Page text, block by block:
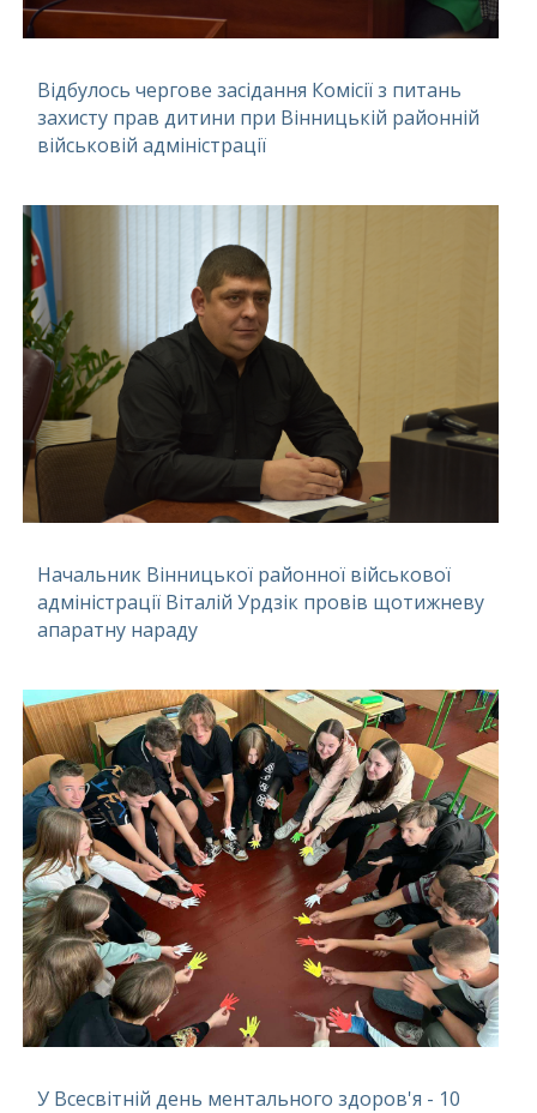
Відбулось чергове засідання Комісії з питань
захисту прав дитини при Вінницькій районній
військовій адміністрації
Начальник Вінницької районної військової
адміністрації Віталій Урдзік провів щотижневу
апаратну нараду
У Всесвітній день ментального здоров'я - 10